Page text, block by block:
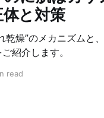
と対策
乾燥”のメカニズムと
紹介します。
read